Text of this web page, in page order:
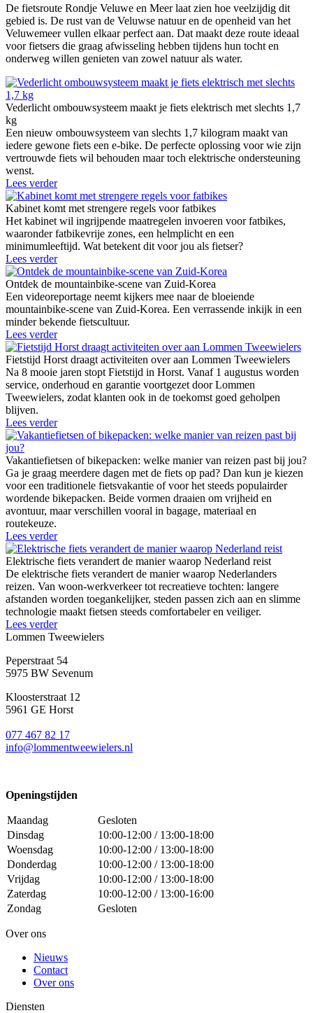
De fietsroute Rondje Veluwe en Meer laat zien hoe veelzijdig dit
gebied is. De rust van de Veluwse natuur en de openheid van het
Veluwemeer vullen elkaar perfect aan. Dat maakt deze route ideaal
voor fietsers die graag afwisseling hebben tijdens hun tocht en
onderweg willen genieten van zowel natuur als water.
Vederlicht ombouwsysteem maakt je fiets elektrisch met slechts 1,7
kg
Een nieuw ombouwsysteem van slechts 1,7 kilogram maakt van
iedere gewone fiets een e-bike. De perfecte oplossing voor wie zijn
vertrouwde fiets wil behouden maar toch elektrische ondersteuning
wenst.
Lees verder
Kabinet komt met strengere regels voor fatbikes
Het kabinet wil ingrijpende maatregelen invoeren voor fatbikes,
waaronder fatbikevrije zones, een helmplicht en een
minimumleeftijd. Wat betekent dit voor jou als fietser?
Lees verder
Ontdek de mountainbike-scene van Zuid-Korea
Een videoreportage neemt kijkers mee naar de bloeiende
mountainbike-scene van Zuid-Korea. Een verrassende inkijk in een
minder bekende fietscultuur.
Lees verder
Fietstijd Horst draagt activiteiten over aan Lommen Tweewielers
Na 8 mooie jaren stopt Fietstijd in Horst. Vanaf 1 augustus worden
service, onderhoud en garantie voortgezet door Lommen
Tweewielers, zodat klanten ook in de toekomst goed geholpen
blijven.
Lees verder
Vakantiefietsen of bikepacken: welke manier van reizen past bij jou?
Ga je graag meerdere dagen met de fiets op pad? Dan kun je kiezen
voor een traditionele fietsvakantie of voor het steeds populairder
wordende bikepacken. Beide vormen draaien om vrijheid en
avontuur, maar verschillen vooral in bagage, materiaal en
routekeuze.
Lees verder
Elektrische fiets verandert de manier waarop Nederland reist
De elektrische fiets verandert de manier waarop Nederlanders
reizen. Van woon-werkverkeer tot recreatieve tochten: langere
afstanden worden toegankelijker, steden passen zich aan en slimme
technologie maakt fietsen steeds comfortabeler en veiliger.
Lees verder
Lommen Tweewielers
Peperstraat 54
5975 BW Sevenum
Kloosterstraat 12
5961 GE Horst
077 467 82 17
info@lommentweewielers.nl
Openingstijden
Maandag
Gesloten
Dinsdag
10:00-12:00 / 13:00-18:00
Woensdag
10:00-12:00 / 13:00-18:00
Donderdag
10:00-12:00 / 13:00-18:00
Vrijdag
10:00-12:00 / 13:00-18:00
Zaterdag
10:00-12:00 / 13:00-16:00
Zondag
Gesloten
Over ons
Nieuws
Contact
Over ons
Diensten